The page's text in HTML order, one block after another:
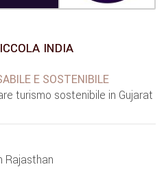
INDIA
E SOSTENIBILE
turismo sostenibile in Gujarat
Rajasthan